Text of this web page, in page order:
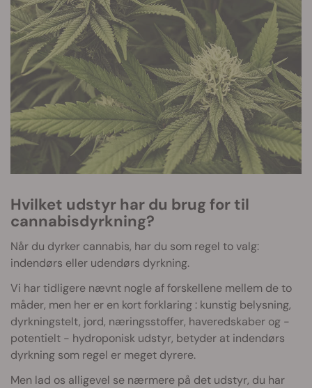
Hvilket udstyr har du brug for til
cannabisdyrkning?
Når du dyrker cannabis, har du som regel to valg:
indendørs eller udendørs dyrkning.
Vi har tidligere nævnt nogle af forskellene mellem de to
måder, men her er en kort forklaring : kunstig belysning,
dyrkningstelt, jord, næringsstoffer, haveredskaber og -
potentielt - hydroponisk udstyr, betyder at indendørs
dyrkning som regel er meget dyrere.
Men lad os alligevel se nærmere på det udstyr, du har